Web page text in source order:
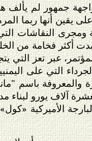
جمهور لم يألف
يقين أنها ربما
ومجرى النقاشات
أكثر فخامة من
عبر تعز التي
التي على
باسم
آلاف يورو لبناء
الأميركية